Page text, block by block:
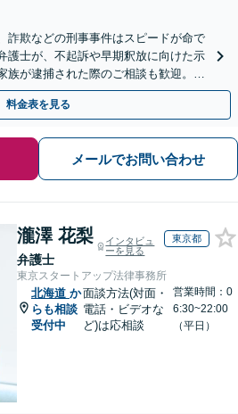
詐欺などの刑事事件はスピードが命で
護士が、不起訴や早期釈放に向けた示
族が逮捕された際のご相談も歓迎。Ｗ
はご相談ください。
料金表を見る
メールでお問い合わせ
瀧澤 花梨
弁護士
インタビュ
ーを見る
東京都
東京スタートアップ法律事務所
北海道 か
らも相談
受付中
面談方法(対面・
電話・ビデオな
ど)は応相談
営業時間：0
6:30~22:00
（平日）